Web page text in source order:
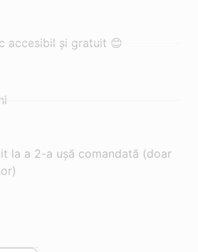
accesibil și gratuit 😊
la a 2-a ușă comandată (doar